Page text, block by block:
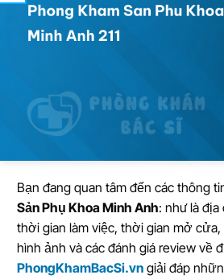
Bạn đang quan tâm đến các thông
Sản Phụ Khoa Minh Anh: như là
thời gian làm việc, thời gian mở
hình ảnh và các đánh giá review về
PhongKhamBacSi.vn giải đáp